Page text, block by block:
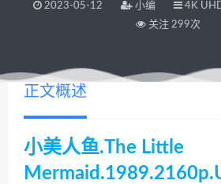
2023-05-12 小编 4K
关注 299次
正文概述
小美人鱼.The Little